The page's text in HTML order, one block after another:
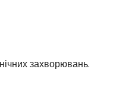
захворювань.